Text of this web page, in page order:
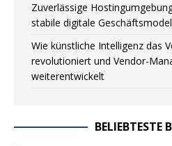
Zuverlässige
stabile digitale
Wie künstliche Intelligenz das
revolutioniert und Vendor-
weiterentwickelt
BELIEBTESTE